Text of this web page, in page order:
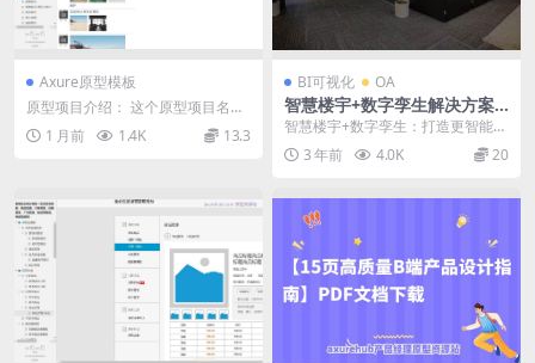
Axure原型模板
原型项目介绍： 这个原型项目名为
“小依休2.0”，是一个面向家庭和亲
友的社交及健...
1 月前 1.4K 13.3
BI可视化 OA
智慧楼宇+数字孪生解决方案
（PDF下载）：打造智能、高
效、可持续的建筑解决方案
智慧楼宇+数字孪生：打造更智能、
更高效的建筑解决方案 随着人们对
于生活质量和工作...
3 年前 4.0K 20